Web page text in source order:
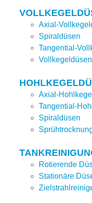
Axial-
Spiraldüsen
Tangential-
Axial-
Tangential-
Spiraldüsen
Rotierende
Stationäre